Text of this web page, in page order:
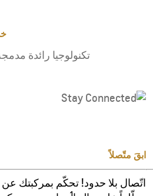
تكنولوجيا رائدة
ابقَ متّصلاً
اتّصال بلا حدود! تحكّم بمركبتك عن